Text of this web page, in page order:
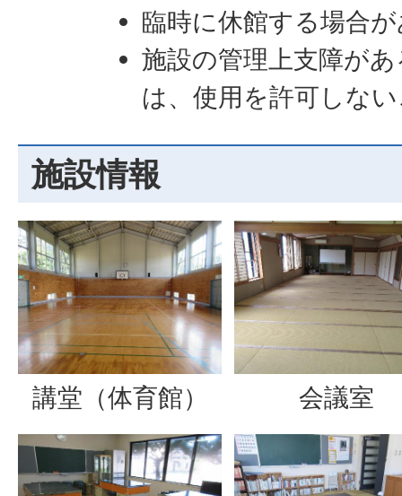
臨時に休館する場合
施設の管理上支障が
は、使用を許可しな
施設情報
講堂（体育館） 会議室